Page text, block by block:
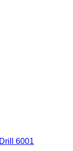
6001